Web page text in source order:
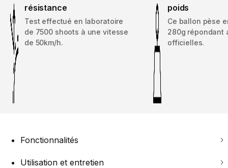
résistance
Test effectué en laboratoire
de 7500 shoots à une vitesse
de 50km/h.
poids
Ce ballon pèse
280g répondant
officielles.
Fonctionnalités
Utilisation et entretien